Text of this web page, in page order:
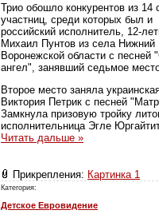
Трио обошло конкурентов из 14
участниц, среди которых был и
российский исполнитель, 12-
Михаил Пунтов из села
Воронежской области с песней
ангел", занявший седьмое
Второе место заняла
Виктория Петрик с песней
Замкнула призовую тройку
исполнительница Эгле
Читать дальше »
Прикрепления: Картинка 1
Категория:
Детское Евровидение